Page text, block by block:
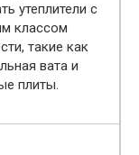
утеплители с
классом
такие как
вата и
плиты.